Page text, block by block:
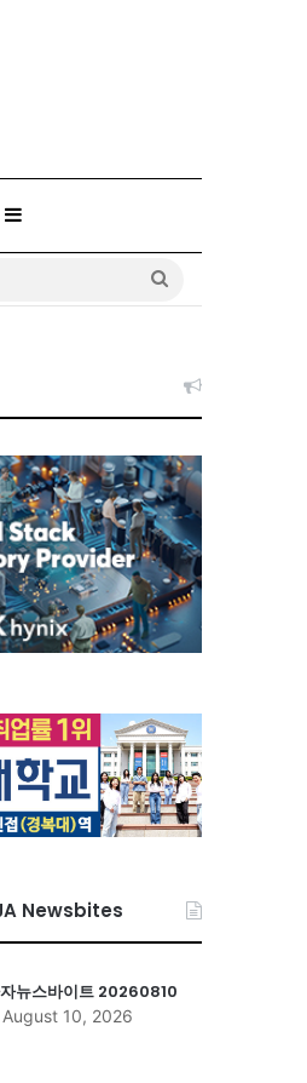
Sidebar
Newsbites
뉴스바이트 20260810
August 10, 2026